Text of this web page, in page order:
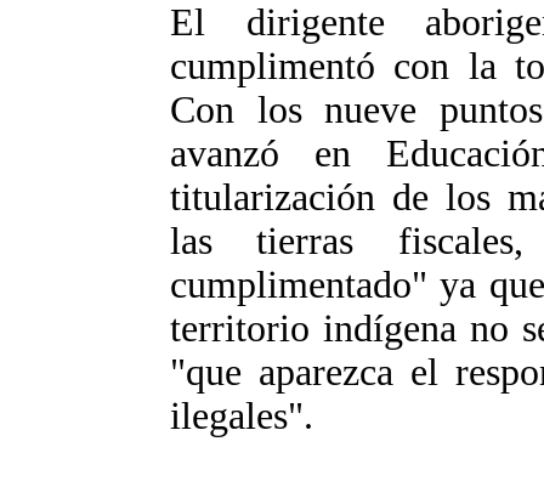
El dirigente
cumplimentó con la
Con los nueve
avanzó en
titularización de los
las tierras
cumplimentado" ya
territorio indígena no
"que aparezca el
ilegales".